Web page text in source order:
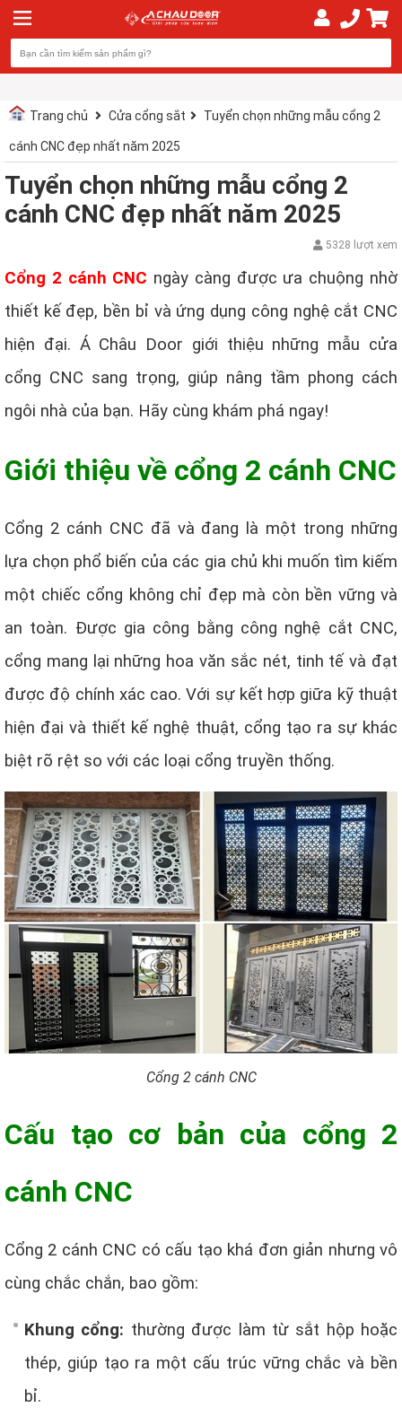
Trang chủ Cửa cổng sắt Tuyển chọn những mẫu cổng 2
cánh CNC đẹp nhất năm 2025
Tuyển chọn những mẫu cổng 2
cánh CNC đẹp nhất năm 2025
5328 lượt xem
Cổng 2 cánh CNC ngày càng được ưa chuộng nhờ
thiết kế đẹp, bền bỉ và ứng dụng công nghệ cắt CNC
hiện đại. Á Châu Door giới thiệu những mẫu cửa
cổng CNC sang trọng, giúp nâng tầm phong cách
ngôi nhà của bạn. Hãy cùng khám phá ngay!
Giới thiệu về cổng 2 cánh CNC
Cổng 2 cánh CNC đã và đang là một trong những
lựa chọn phổ biến của các gia chủ khi muốn tìm kiếm
một chiếc cổng không chỉ đẹp mà còn bền vững và
an toàn. Được gia công bằng công nghệ cắt CNC,
cổng mang lại những hoa văn sắc nét, tinh tế và đạt
được độ chính xác cao. Với sự kết hợp giữa kỹ thuật
hiện đại và thiết kế nghệ thuật, cổng tạo ra sự khác
biệt rõ rệt so với các loại cổng truyền thống.
Cổng 2 cánh CNC
Cấu tạo cơ bản của cổng 2
cánh CNC
Cổng 2 cánh CNC có cấu tạo khá đơn giản nhưng vô
cùng chắc chắn, bao gồm:
Khung cổng: thường được làm từ sắt hộp hoặc
thép, giúp tạo ra một cấu trúc vững chắc và bền
bỉ.